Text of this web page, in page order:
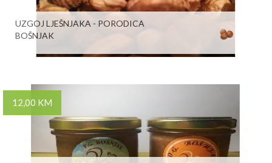
UZGOJ LJEŠNJAKA - PORODICA
BOŠNJAK
12,00 KM